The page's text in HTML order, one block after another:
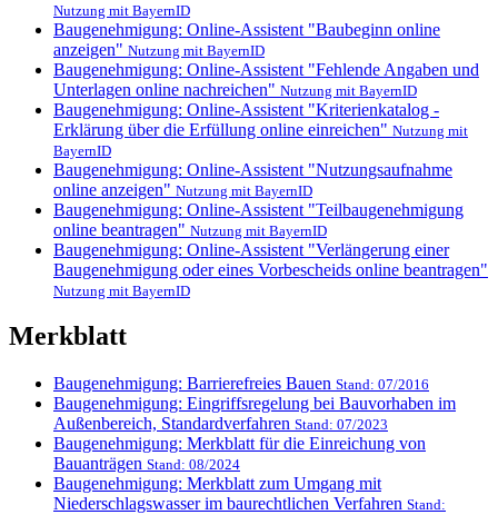
Nutzung mit BayernID
Baugenehmigung: Online-Assistent "Baubeginn online
anzeigen" Nutzung mit BayernID
Baugenehmigung: Online-Assistent "Fehlende Angaben und
Unterlagen online nachreichen" Nutzung mit BayernID
Baugenehmigung: Online-Assistent "Kriterienkatalog -
Erklärung über die Erfüllung online einreichen" Nutzung mit
BayernID
Baugenehmigung: Online-Assistent "Nutzungsaufnahme
online anzeigen" Nutzung mit BayernID
Baugenehmigung: Online-Assistent "Teilbaugenehmigung
online beantragen" Nutzung mit BayernID
Baugenehmigung: Online-Assistent "Verlängerung einer
Baugenehmigung oder eines Vorbescheids online beantragen"
Nutzung mit BayernID
Merkblatt
Baugenehmigung: Barrierefreies Bauen Stand: 07/2016
Baugenehmigung: Eingriffsregelung bei Bauvorhaben im
Außenbereich, Standardverfahren Stand: 07/2023
Baugenehmigung: Merkblatt für die Einreichung von
Bauanträgen Stand: 08/2024
Baugenehmigung: Merkblatt zum Umgang mit
Niederschlagswasser im baurechtlichen Verfahren Stand: